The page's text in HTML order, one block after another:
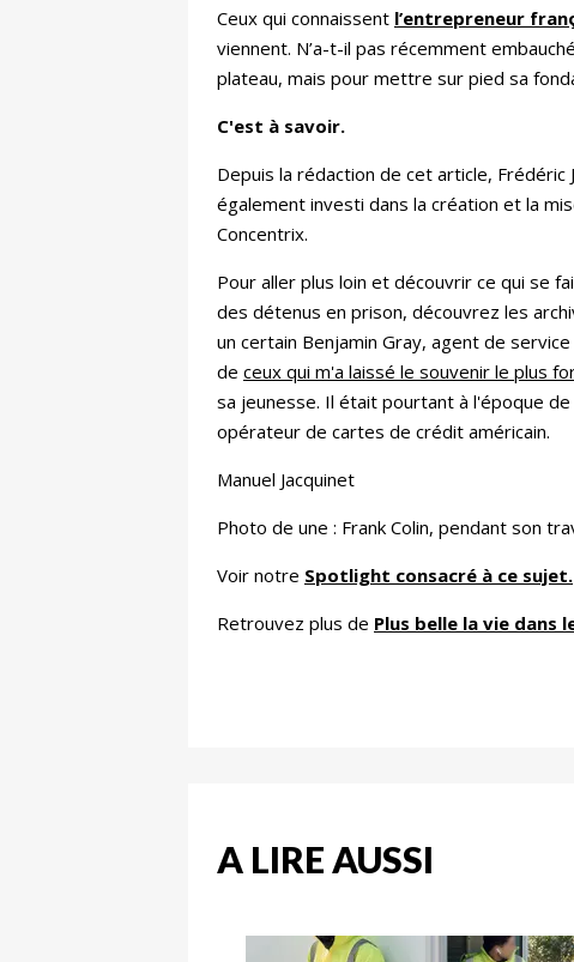
Ceux qui connaissent l’entrepreneur
viennent. N’a-t-il pas récemment
plateau, mais pour mettre sur pied sa
C'est à savoir.
Depuis la rédaction de cet article,
également investi dans la création et la
Concentrix.
Pour aller plus loin et découvrir ce qui se
des détenus en prison, découvrez les
un certain Benjamin Gray, agent de
de ceux qui m'a laissé le souvenir le plus
sa jeunesse. Il était pourtant à l'époque
opérateur de cartes de crédit américain.
Manuel Jacquinet
Photo de une : Frank Colin, pendant son
Voir notre Spotlight consacré à ce sujet.
Retrouvez plus de Plus belle la vie dans
A LIRE AUSSI